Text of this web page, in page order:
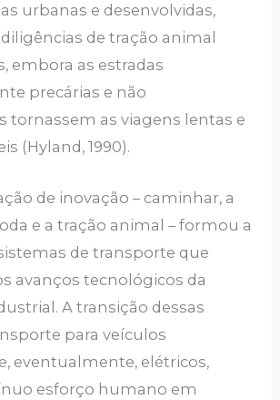
urbanas e desenvolvidas,
de tração animal
embora as estradas
precárias e não
tornassem as viagens lentas e
(Hyland, 1990).
de inovação – caminhar, a
e a tração animal – formou a
de transporte que
avanços tecnológicos da
A transição dessas
para veículos
eventualmente, elétricos,
esforço humano em